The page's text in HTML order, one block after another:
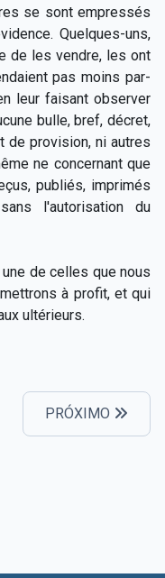
se sont empressés
Quelques-uns,
de les vendre, les ont
pas moins par-
leur faisant observer
bulle, bref, décret,
de provision, ni autres
ne concernant que
publiés, imprimés
l'autorisation du
de celles que nous
à profit, et qui
ultérieurs.
PRÓXIMO